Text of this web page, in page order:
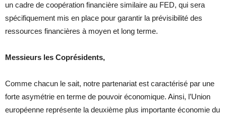
un cadre de coopération financière similaire au FED, qui sera
spécifiquement mis en place pour garantir la prévisibilité des
ressources financières à moyen et long terme.
Messieurs les Coprésidents,
Comme chacun le sait, notre partenariat est caractérisé par une
forte asymétrie en terme de pouvoir économique. Ainsi, l’Union
européenne représente la deuxième plus importante économie du